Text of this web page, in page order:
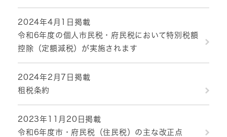
2024年4月1日掲載
令和6年度の個人市民税・府民税において特別税額
控除（定額減税）が実施されます
2024年2月7日掲載
租税条約
2023年11月20日掲載
令和6年度市・府民税（住民税）の主な改正点